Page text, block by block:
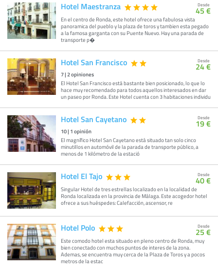
Hotel Maestranza
En el centro de Ronda, este hotel ofrece una fabulosa vista
panoramica del pueblo y la plaza de toros y tambien esta pegado
a la famosa garganta con su Puente Nuevo. Hay una parada de
transporte p�
Desde
45 €
Hotel San Francisco
7|2opiniones
El Hotel San Francisco está bastante bien posicionado, lo que lo
hace muy recomendado para todos aquellos interesados en dar
un paseo por Ronda. Este Hotel cuenta con 3 habitaciones individu
Desde
24 €
Hotel San Cayetano
10| 1opinión
El magnífico Hotel San Cayetano está situado tan solo cinco
minutillos en automóvil de la parada de transporte público, a
menos de 1 kilómetro de la estació
Desde
19 €
Hotel El Tajo
Singular Hotel de tres estrellas localizado en la localidad de
Ronda localizada en la provincia de Málaga. Este acogedor hotel
ofrece a sus huéspedes: Calefacción, ascensor, re
Desde
40 €
Hotel Polo
Este comodo hotel esta situado en pleno centro de Ronda, muy
bien conectado con muchos puntos de interes de la zona.
Ademas, se encuentra muy cerca de la Plaza de Toros y a pocos
metros de la estac
Desde
25 €